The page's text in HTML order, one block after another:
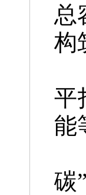
总
构
平
能
碳